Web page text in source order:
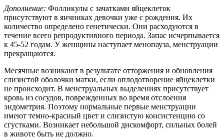
Дополнение: Фолликулы с зачатками яйцеклеток
присутствуют в яичниках девочки уже с рождения. Их
количество определено генетически. Они расходуются в
течение всего репродуктивного периода. Запас исчерпывается
к 45-52 годам. У женщины наступает менопауза, менструации
прекращаются.
Месячные возникают в результате отторжения и обновления
слизистой оболочки матки, если оплодотворение яйцеклетки
не происходит. В менструальных выделениях присутствует
кровь из сосудов, поврежденных во время отслоения
эндометрия. Поэтому нормальные первые менструации
имеют темно-красный цвет и слизистую консистенцию со
сгустками. Возникает небольшой дискомфорт, сильных болей
в животе быть не должно.